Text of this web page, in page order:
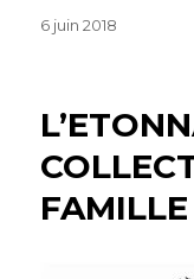
Publié
6 juin 2018